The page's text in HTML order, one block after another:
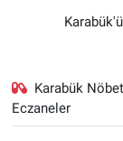
Karabük
Eczaneler